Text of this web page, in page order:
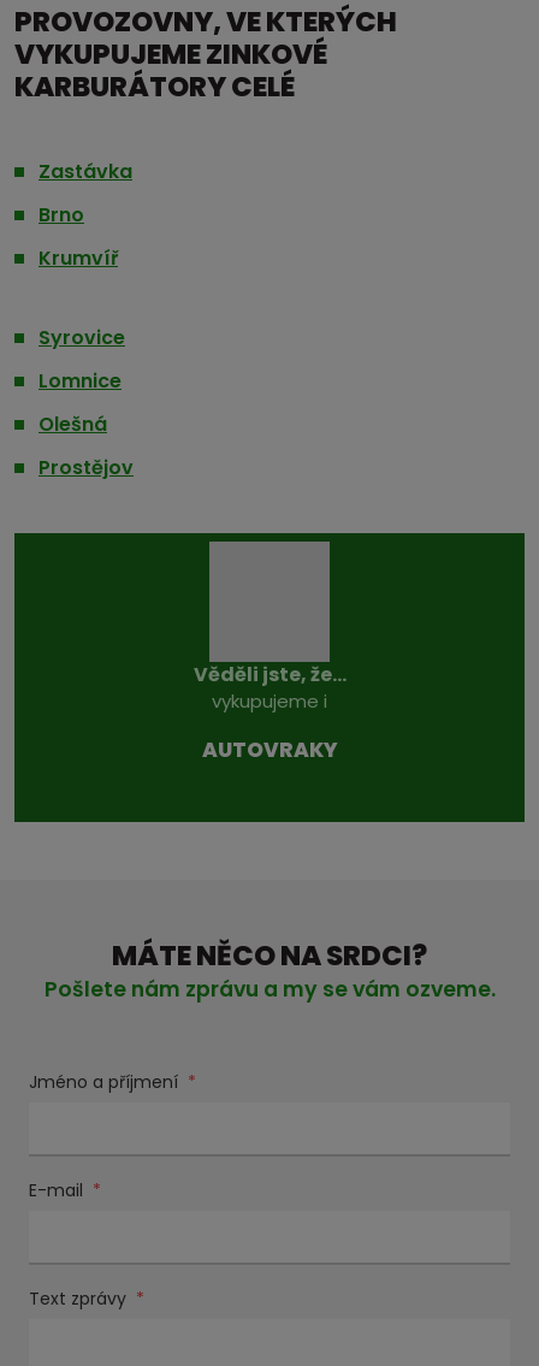
PROVOZOVNY, VE KTERÝCH
VYKUPUJEME ZINKOVÉ
KARBURÁTORY CELÉ
Zastávka
Brno
Krumvíř
Syrovice
Lomnice
Olešná
Prostějov
Věděli jste, že...
vykupujeme i
AUTOVRAKY
MÁTE NĚCO NA SRDCI?
Pošlete nám zprávu a my se vám ozveme.
Jméno a příjmení *
E-mail *
Text zprávy *